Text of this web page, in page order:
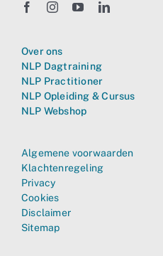
Over ons
NLP Dagtraining
NLP Practitioner
NLP Opleiding & Cursus
NLP Webshop
Algemene voorwaarden
Klachtenregeling
Privacy
Cookies
Disclaimer
Sitemap